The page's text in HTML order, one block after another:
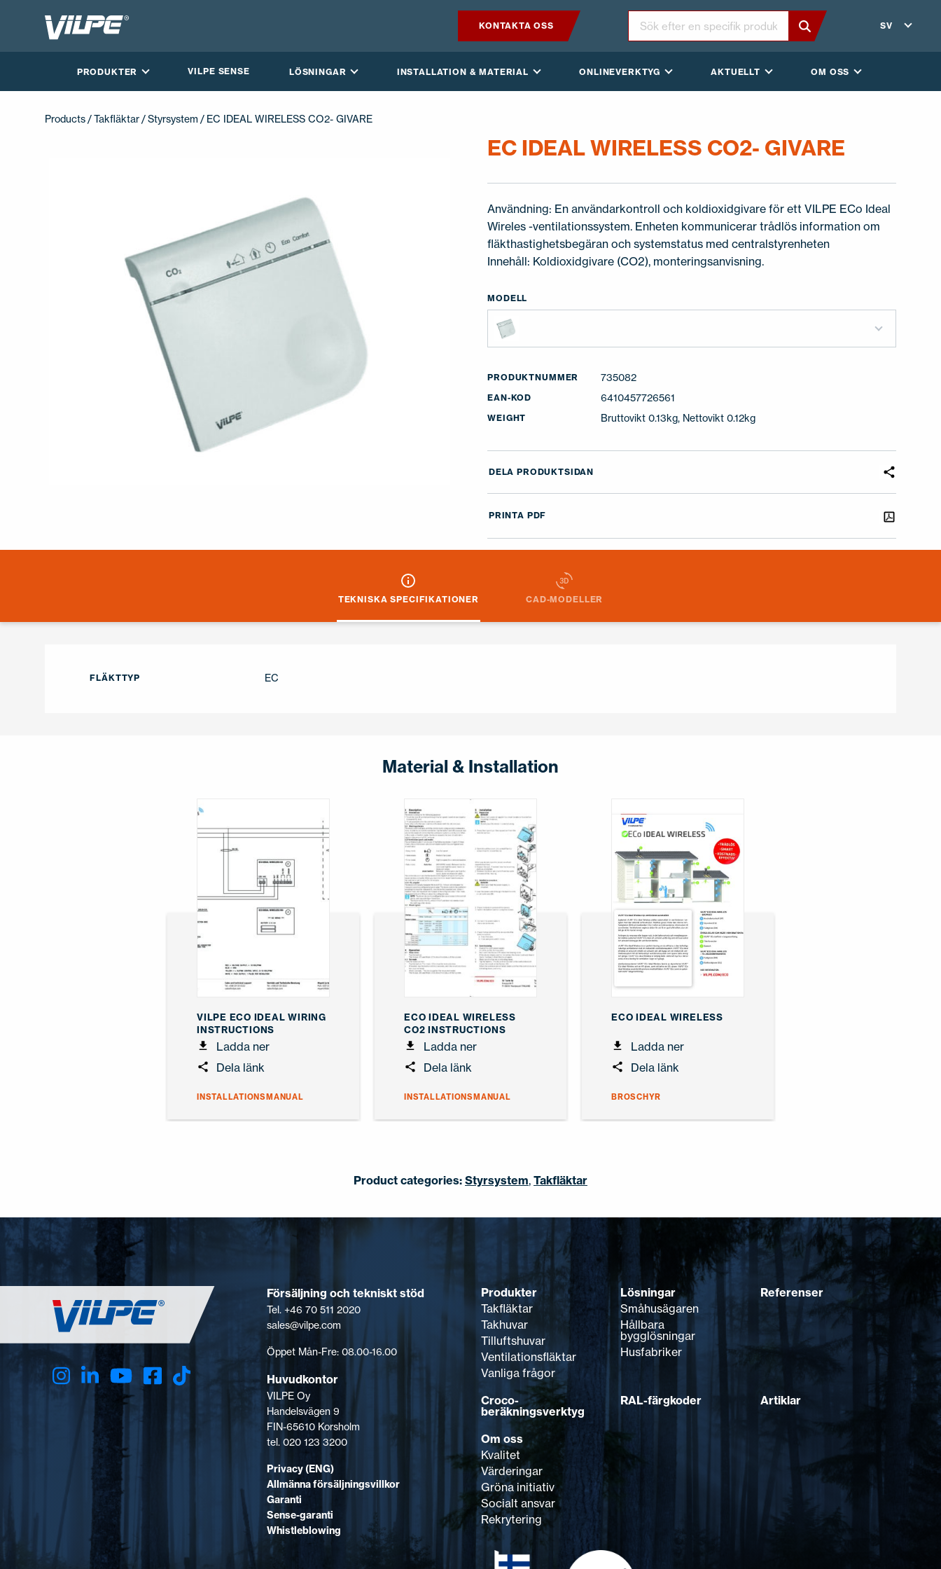
KONTAKTA OSS SV
PRODUKTER VILPE SENSE LÖSNINGAR INSTALLATION & MATERIAL ONLINEVERKTYG AKTUELLT OM OSS
ONLINEVERKTYG
AKTUELLT
SV-FI
Products /Takfläktar /Styrsystem / EC IDEAL WIRELESS CO2- GIVARE
EC IDEAL WIRELESS CO2- GIVARE
Användning: En användarkontroll och koldioxidgivare för ett VILPE ECo Ideal
Wireles -ventilationssystem. Enheten kommunicerar trådlös information om
fläkthastighetsbegäran och systemstatus med centralstyrenheten
Innehåll: Koldioxidgivare (CO2), monteringsanvisning.
MODELL
PRODUKTNUMMER 735082
EAN-KOD 6410457726561
WEIGHT Bruttovikt 0.13kg, Nettovikt 0.12kg
DELA PRODUKTSIDAN
PRINTA PDF
TEKNISKA SPECIFIKATIONER CAD-MODELLER
FLÄKTTYP EC
Material & Installation
VILPE ECO IDEAL WIRING
INSTRUCTIONS
Ladda ner
Dela länk
INSTALLATIONSMANUAL
ECO IDEAL WIRELESS
CO2 INSTRUCTIONS
Ladda ner
Dela länk
INSTALLATIONSMANUAL
ECO IDEAL WIRELESS
Ladda ner
Dela länk
BROSCHYR
Product categories: Styrsystem, Takfläktar
Försäljning och tekniskt stöd
Tel. +46 70 511 2020
sales@vilpe.com
Öppet Mån-Fre: 08.00-16.00
Huvudkontor
VILPE Oy
Handelsvägen 9
FIN-65610 Korsholm
tel. 020 123 3200
Privacy (ENG)
Allmänna försäljningsvillkor
Garanti
Sense-garanti
Whistleblowing
Produkter
Takfläktar
Takhuvar
Tilluftshuvar
Ventilationsfläktar
Vanliga frågor
Lösningar
Småhusägaren
Hållbara
bygglösningar
Husfabriker
Referenser
Croco-
beräkningsverktyg
RAL-färgkoder Artiklar
Om oss
Kvalitet
Värderingar
Gröna initiativ
Socialt ansvar
Rekrytering